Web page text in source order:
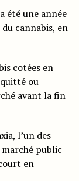
été une année
cannabis, en
cotées en
ou
avant la fin
l’un des
public
en